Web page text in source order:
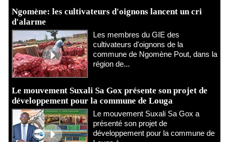
Ngomène: les cultivateurs d'oignons lancent un cri
d'alarme
Les membres du GIE des
cultivateurs d'oignons de la
commune de Ngomène Pout, dans la
région de...
Le mouvement Suxali Sa Gox présente son projet de
développement pour la commune de Louga
Le mouvement Suxali Sa Gox a
présenté son projet de
développement pour la commune de